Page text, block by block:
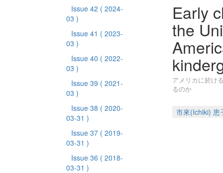
Issue 42 ( 2024-
03 )
Issue 41 ( 2023-
03 )
Issue 40 ( 2022-
03 )
Issue 39 ( 2021-
03 )
Issue 38 ( 2020-
03-31 )
Issue 37 ( 2019-
03-31 )
Issue 36 ( 2018-
03-31 )
Early
the
アメリカに於け
るのか
市來(Ichiki) 恵